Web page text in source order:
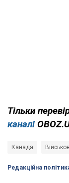
Тільки
каналі
Канада
Редакційна